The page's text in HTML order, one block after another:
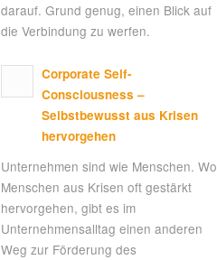
darauf. Grund genug, einen Blick auf
die Verbindung zu werfen.
Corporate Self-
Consciousness –
Selbstbewusst aus Krisen
hervorgehen
Unternehmen sind wie Menschen. Wo
Menschen aus Krisen oft gestärkt
hervorgehen, gibt es im
Unternehmensalltag einen anderen
Weg zur Förderung des